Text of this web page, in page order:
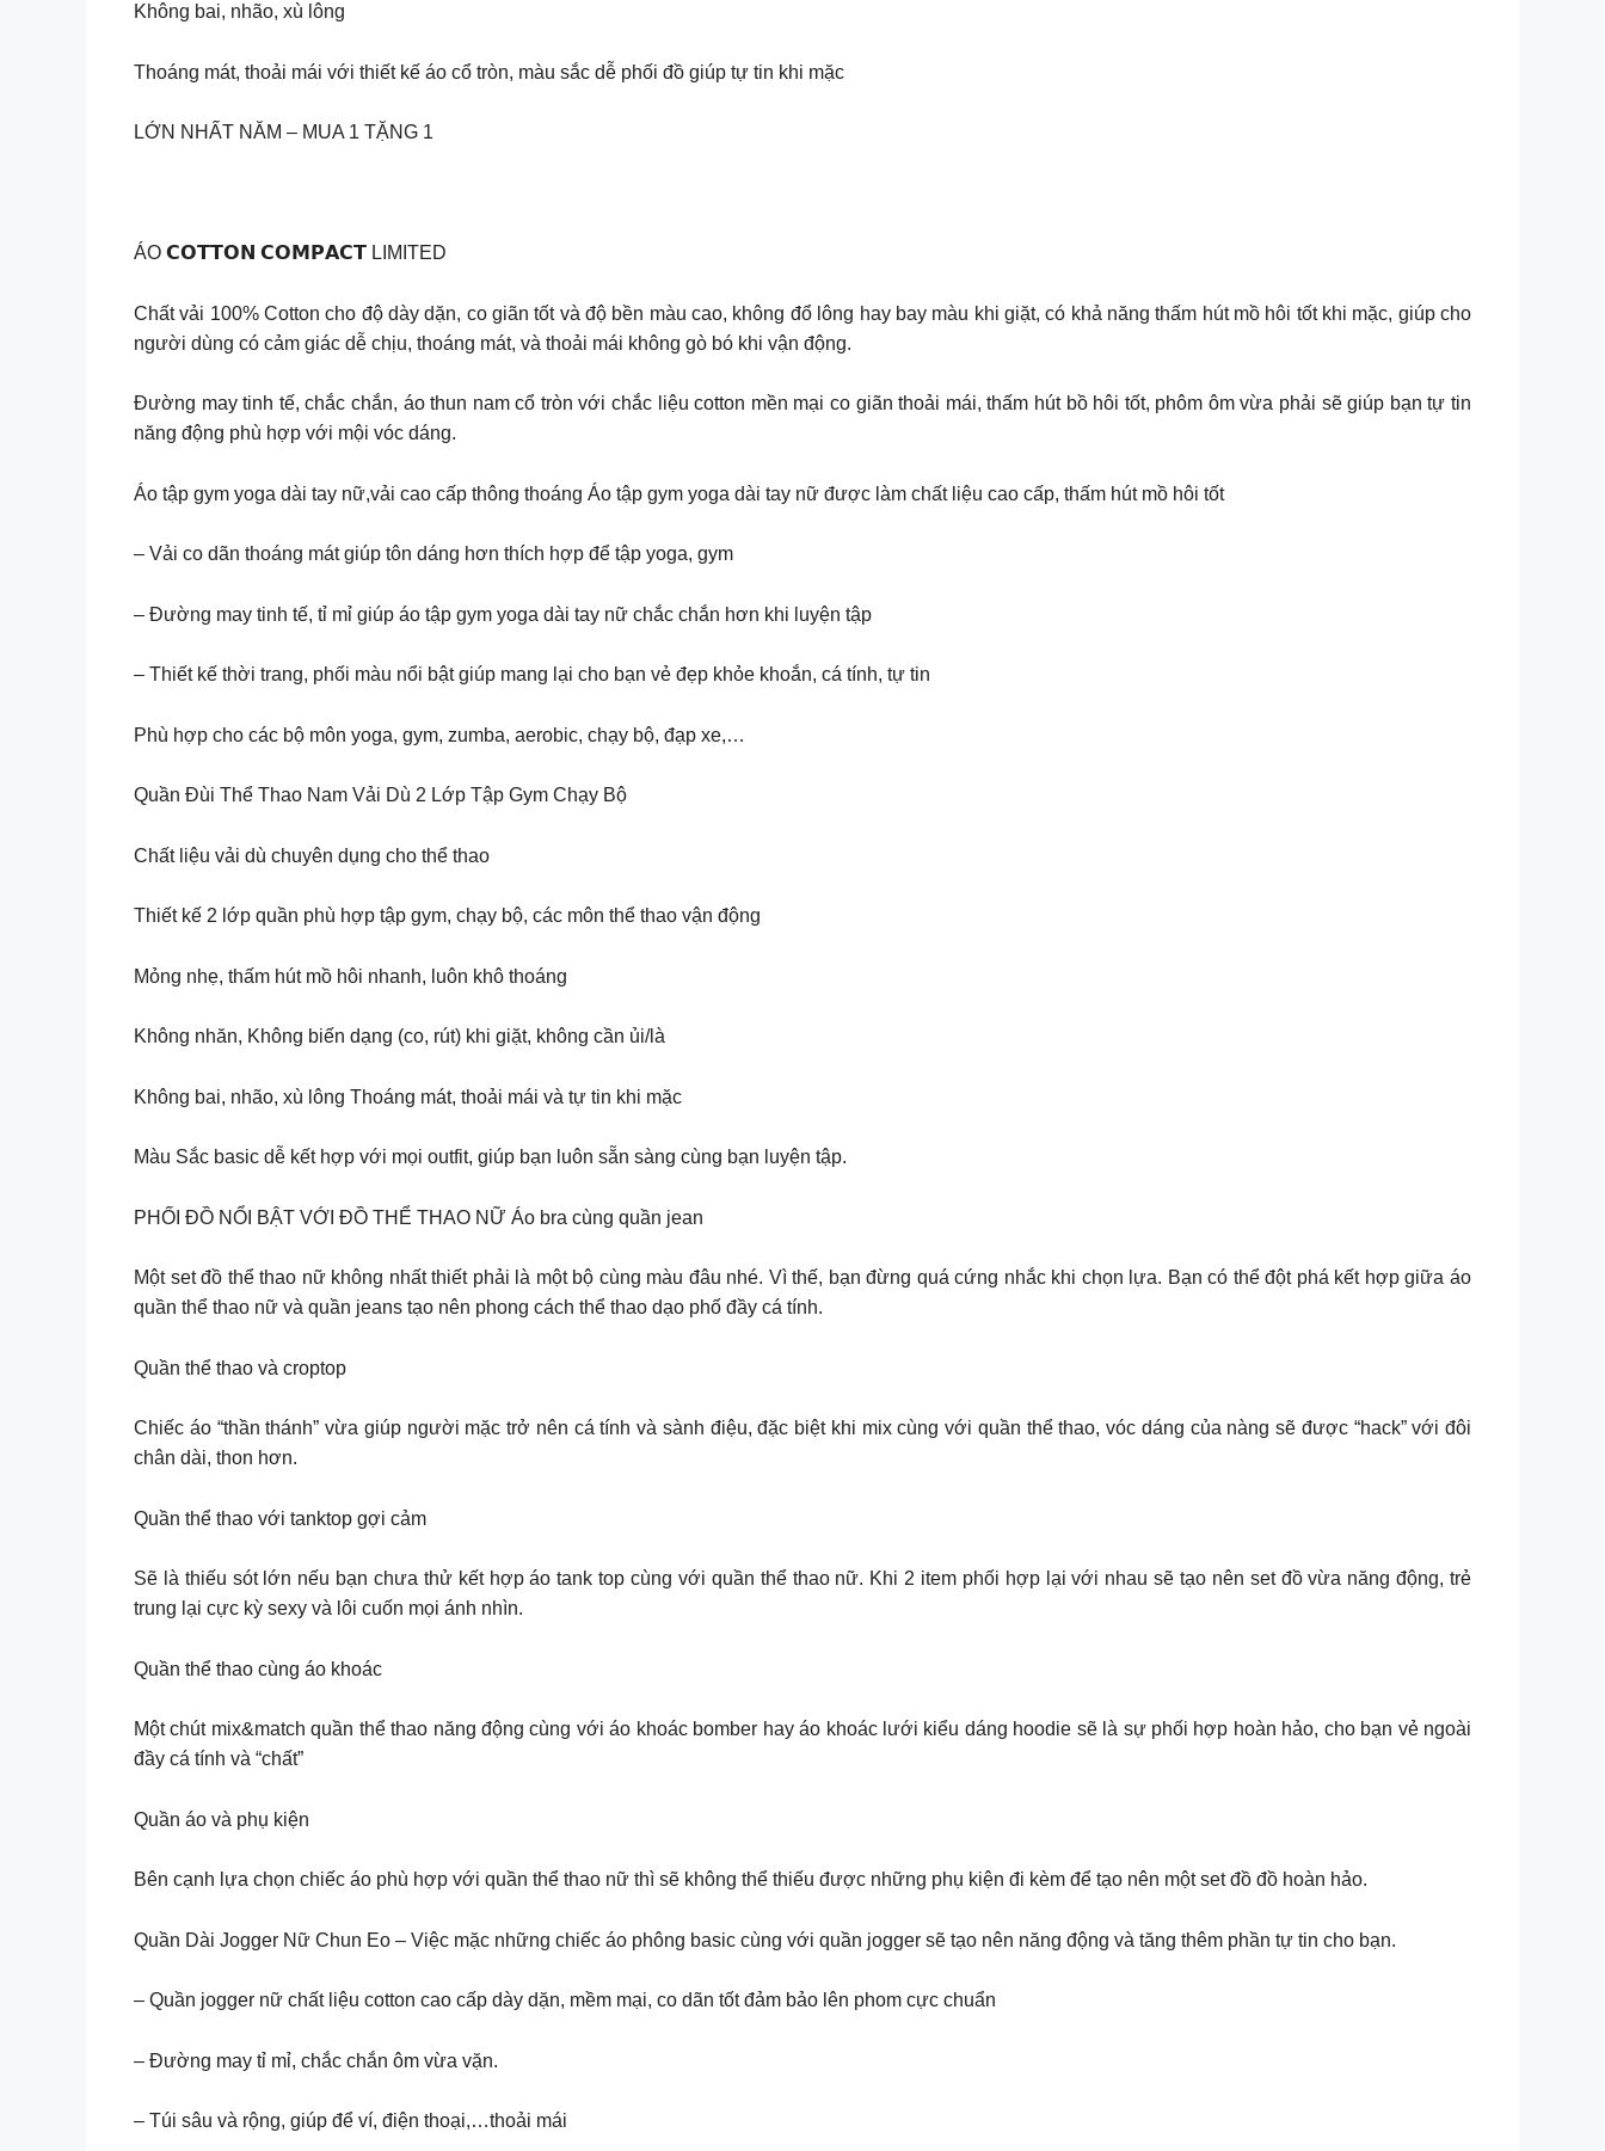
Không bai, nhão, xù lông
Thoáng mát, thoải mái với thiết kế áo cổ tròn, màu sắc dễ phối đồ giúp tự tin khi mặc
LỚN NHẤT NĂM – MUA 1 TẶNG 1
ÁO 𝗖𝗢𝗧𝗧𝗢𝗡 𝗖𝗢𝗠𝗣𝗔𝗖𝗧 LIMITED
Chất vải 100% Cotton cho độ dày dặn, co giãn tốt và độ bền màu cao, không đổ lông hay bay màu khi giặt, có khả năng thấm hút mồ hôi tốt khi mặc, giúp cho
người dùng có cảm giác dễ chịu, thoáng mát, và thoải mái không gò bó khi vận động.
Đường may tinh tế, chắc chắn, áo thun nam cổ tròn với chắc liệu cotton mền mại co giãn thoải mái, thấm hút bồ hôi tốt, phôm ôm vừa phải sẽ giúp bạn tự tin
năng động phù hợp với mội vóc dáng.
Áo tập gym yoga dài tay nữ,vải cao cấp thông thoáng Áo tập gym yoga dài tay nữ được làm chất liệu cao cấp, thấm hút mồ hôi tốt
– Vải co dãn thoáng mát giúp tôn dáng hơn thích hợp để tập yoga, gym
– Đường may tinh tế, tỉ mỉ giúp áo tập gym yoga dài tay nữ chắc chắn hơn khi luyện tập
– Thiết kế thời trang, phối màu nổi bật giúp mang lại cho bạn vẻ đẹp khỏe khoắn, cá tính, tự tin
Phù hợp cho các bộ môn yoga, gym, zumba, aerobic, chạy bộ, đạp xe,…
Quần Đùi Thể Thao Nam Vải Dù 2 Lớp Tập Gym Chạy Bộ
Chất liệu vải dù chuyên dụng cho thể thao
Thiết kế 2 lớp quần phù hợp tập gym, chạy bộ, các môn thể thao vận động
Mỏng nhẹ, thấm hút mồ hôi nhanh, luôn khô thoáng
Không nhăn, Không biến dạng (co, rút) khi giặt, không cần ủi/là
Không bai, nhão, xù lông Thoáng mát, thoải mái và tự tin khi mặc
Màu Sắc basic dễ kết hợp với mọi outfit, giúp bạn luôn sẵn sàng cùng bạn luyện tập.
PHỐI ĐỒ NỔI BẬT VỚI ĐỒ THỂ THAO NỮ Áo bra cùng quần jean
Một set đồ thể thao nữ không nhất thiết phải là một bộ cùng màu đâu nhé. Vì thế, bạn đừng quá cứng nhắc khi chọn lựa. Bạn có thể đột phá kết hợp giữa áo
quần thể thao nữ và quần jeans tạo nên phong cách thể thao dạo phố đầy cá tính.
Quần thể thao và croptop
Chiếc áo “thần thánh” vừa giúp người mặc trở nên cá tính và sành điệu, đặc biệt khi mix cùng với quần thể thao, vóc dáng của nàng sẽ được “hack” với đôi
chân dài, thon hơn.
Quần thể thao với tanktop gợi cảm
Sẽ là thiếu sót lớn nếu bạn chưa thử kết hợp áo tank top cùng với quần thể thao nữ. Khi 2 item phối hợp lại với nhau sẽ tạo nên set đồ vừa năng động, trẻ
trung lại cực kỳ sexy và lôi cuốn mọi ánh nhìn.
Quần thể thao cùng áo khoác
Một chút mix&match quần thể thao năng động cùng với áo khoác bomber hay áo khoác lưới kiểu dáng hoodie sẽ là sự phối hợp hoàn hảo, cho bạn vẻ ngoài
đầy cá tính và “chất”
Quần áo và phụ kiện
Bên cạnh lựa chọn chiếc áo phù hợp với quần thể thao nữ thì sẽ không thể thiếu được những phụ kiện đi kèm để tạo nên một set đồ đồ hoàn hảo.
Quần Dài Jogger Nữ Chun Eo – Việc mặc những chiếc áo phông basic cùng với quần jogger sẽ tạo nên năng động và tăng thêm phần tự tin cho bạn.
– Quần jogger nữ chất liệu cotton cao cấp dày dặn, mềm mại, co dãn tốt đảm bảo lên phom cực chuẩn
– Đường may tỉ mỉ, chắc chắn ôm vừa vặn.
– Túi sâu và rộng, giúp để ví, điện thoại,…thoải mái